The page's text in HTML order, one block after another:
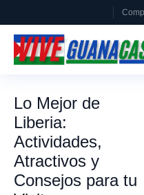
Lo Mejor de
Liberia:
Actividades,
Atractivos y
Consejos para tu